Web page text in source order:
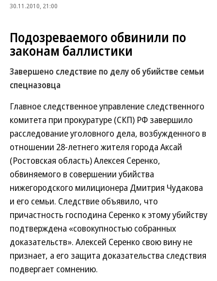
30.11.2010, 21:00
Подозреваемого обвинили по
законам баллистики
Завершено следствие по делу об убийстве семьи
спецназовца
Главное следственное управление следственного
комитета при прокуратуре (СКП) РФ завершило
расследование уголовного дела, возбужденного в
отношении 28-летнего жителя города Аксай
(Ростовская область) Алексея Серенко,
обвиняемого в совершении убийства
нижегородского милиционера Дмитрия Чудакова
и его семьи. Следствие объявило, что
причастность господина Серенко к этому убийству
подтверждена «совокупностью собранных
доказательств». Алексей Серенко свою вину не
признает, а его защита доказательства следствия
подвергает сомнению.